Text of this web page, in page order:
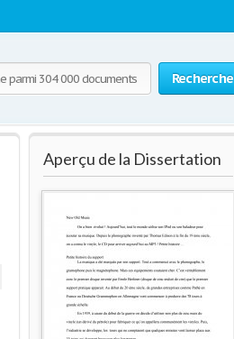
Recherche
Aperçu de la Dissertation